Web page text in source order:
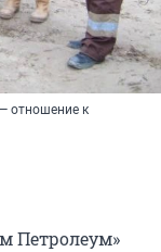
отношение к
Петролеум»